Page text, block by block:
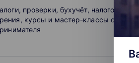
проверки, бухучёт, налоговая
курсы и мастер-классы с